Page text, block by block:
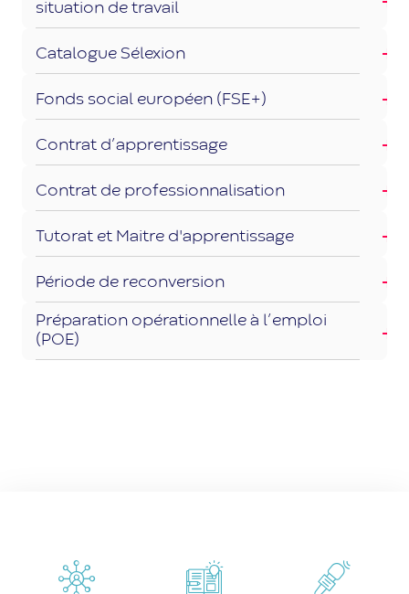
situation de travail
Catalogue Sélexion
Fonds social européen (FSE+)
Contrat d’apprentissage
Contrat de professionnalisation
Tutorat et Maitre d'apprentissage
Période de reconversion
Préparation opérationnelle à l’emploi
(POE)